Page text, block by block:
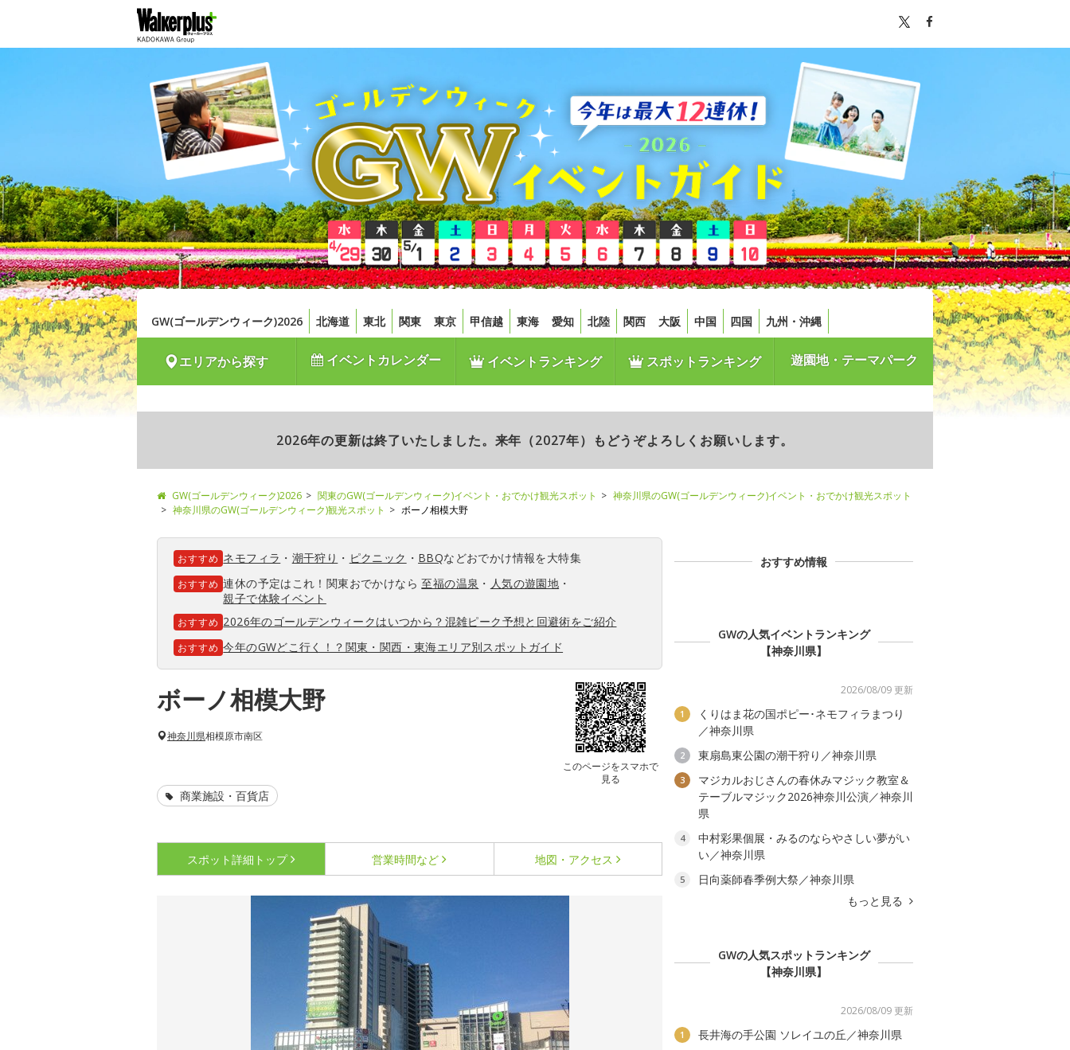
GW(ゴールデンウィーク)2026 北海道 東北 関東 東京 甲信越 東海 愛知 北陸 関西 大阪 中国 四国 九州・沖縄
エリアから探す イベントカレンダー イベントランキング スポットランキング 遊園地・テーマパーク
2026年の更新は終了いたしました。来年（2027年）もどうぞよろしくお願いします。
GW(ゴールデンウィーク)2026 関東のGW(ゴールデンウィーク)イベント・おでかけ観光スポット
神奈川県のGW(ゴールデンウィーク)イベント・おでかけ観光スポット
神奈川県のGW(ゴールデンウィーク)観光スポット
ボーノ相模大野
おすすめ ネモフィラ ・ 潮干狩り ・ ピクニック ・ BBQなどおでかけ情報を大特集
おすすめ 連休の予定はこれ！関東おでかけなら至福の温泉 ・ 人気の遊園地 ・
親子で体験イベント
おすすめ 2026年のゴールデンウィークはいつから？混雑ピーク予想と回避術をご紹介
おすすめ 今年のGWどこ行く！？関東・関西・東海エリア別スポットガイド
ボーノ相模大野
このページをスマホで
見る
神奈川県相模原市南区
商業施設・百貨店
スポット詳細 トップ 営業時間など 地図・アクセス
おすすめ情報
GWの人気イベントランキング
【神奈川県】
2026/08/09 更新
1
くりはま花の国ポピー･ネモフィラまつり
／神奈川県
2 東扇島東公園の潮干狩り／神奈川県
3
マジカルおじさんの春休みマジック教室＆
テーブルマジック2026神奈川公演／神奈川
県
4
中村彩果個展・みるのならやさしい夢がい
い／神奈川県
5
日向薬師春季例大祭／神奈川県
もっと見る
GWの人気スポットランキング
【神奈川県】
2026/08/09 更新
1 長井海の手公園 ソレイユの丘／神奈川県